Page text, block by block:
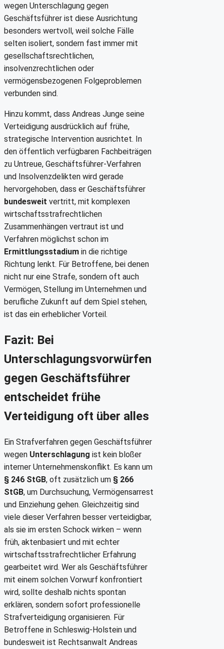
wegen Unterschlagung gegen
Geschäftsführer ist diese Ausrichtung
besonders wertvoll, weil solche Fälle
selten isoliert, sondern fast immer mit
gesellschaftsrechtlichen,
insolvenzrechtlichen oder
vermögensbezogenen Folgeproblemen
verbunden sind.
Hinzu kommt, dass Andreas Junge seine
Verteidigung ausdrücklich auf frühe,
strategische Intervention ausrichtet. In
den öffentlich verfügbaren Fachbeiträgen
zu Untreue, Geschäftsführer-Verfahren
und Insolvenzdelikten wird gerade
hervorgehoben, dass er Geschäftsführer
bundesweit vertritt, mit komplexen
wirtschaftsstrafrechtlichen
Zusammenhängen vertraut ist und
Verfahren möglichst schon im
Ermittlungsstadium in die richtige
Richtung lenkt. Für Betroffene, bei denen
nicht nur eine Strafe, sondern oft auch
Vermögen, Stellung im Unternehmen und
berufliche Zukunft auf dem Spiel stehen,
ist das ein erheblicher Vorteil.
Fazit: Bei
Unterschlagungsvorwürfen
gegen Geschäftsführer
entscheidet frühe
Verteidigung oft über alles
Ein Strafverfahren gegen Geschäftsführer
wegen Unterschlagung ist kein bloßer
interner Unternehmenskonflikt. Es kann um
§ 246 StGB, oft zusätzlich um § 266
StGB, um Durchsuchung, Vermögensarrest
und Einziehung gehen. Gleichzeitig sind
viele dieser Verfahren besser verteidigbar,
als sie im ersten Schock wirken – wenn
früh, aktenbasiert und mit echter
wirtschaftsstrafrechtlicher Erfahrung
gearbeitet wird. Wer als Geschäftsführer
mit einem solchen Vorwurf konfrontiert
wird, sollte deshalb nichts spontan
erklären, sondern sofort professionelle
Strafverteidigung organisieren. Für
Betroffene in Schleswig-Holstein und
bundesweit ist Rechtsanwalt Andreas